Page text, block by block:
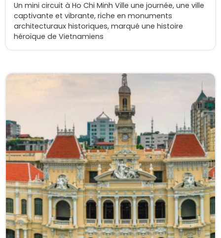
Un mini circuit à Ho Chi Minh Ville une journée, une ville
captivante et vibrante, riche en monuments
architecturaux historiques, marqué une histoire
héroïque de Vietnamiens